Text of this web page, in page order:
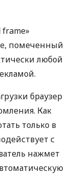
frame»
помеченный
любой
браузер
Как
только в
с
нажмет